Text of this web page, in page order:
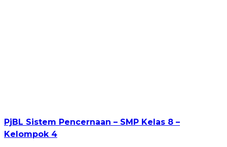
PjBL Sistem Pencernaan – SMP Kelas 8 –
Kelompok 4